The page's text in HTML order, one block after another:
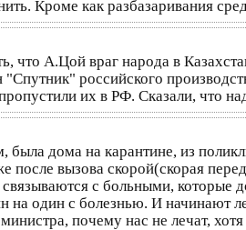
Кроме как разбазаривания
что А.Цой враг народа в
российского
их в РФ. Сказали, что
была дома на карантине, из
вызова скорой(скорая
с больными, которые
на один с болезнью. И начинают
почему нас не лечат,